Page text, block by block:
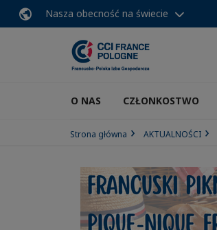
Nasza obecność na świecie
O NAS CZŁONKOSTWO
Strona główna AKTUALNOŚCI